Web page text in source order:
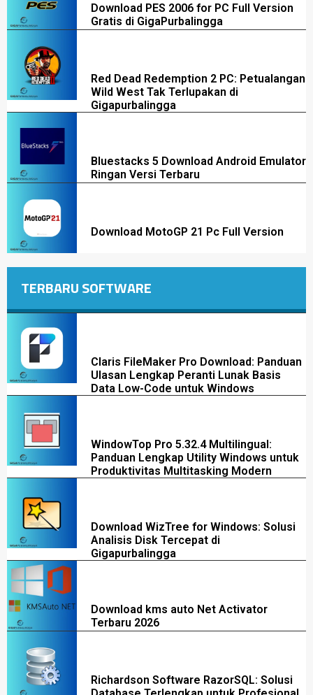
Download PES 2006 for PC Full Version
Gratis di GigaPurbalingga
Red Dead Redemption 2 PC: Petualangan
Wild West Tak Terlupakan di
Gigapurbalingga
Bluestacks 5 Download Android Emulator
Ringan Versi Terbaru
Download MotoGP 21 Pc Full Version
TERBARU SOFTWARE
Claris FileMaker Pro Download: Panduan
Ulasan Lengkap Peranti Lunak Basis
Data Low-Code untuk Windows
WindowTop Pro 5.32.4 Multilingual:
Panduan Lengkap Utility Windows untuk
Produktivitas Multitasking Modern
Download WizTree for Windows: Solusi
Analisis Disk Tercepat di
Gigapurbalingga
Download kms auto Net Activator
Terbaru 2026
Richardson Software RazorSQL: Solusi